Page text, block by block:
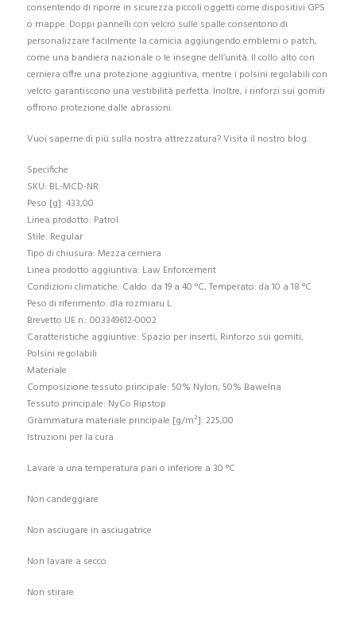
consentendo di riporre in sicurezza piccoli oggetti come dispositivi GPS
o mappe. Doppi pannelli con velcro sulle spalle consentono di
personalizzare facilmente la camicia aggiungendo emblemi o patch,
come una bandiera nazionale o le insegne dell’unità. Il collo alto con
cerniera offre una protezione aggiuntiva, mentre i polsini regolabili con
velcro garantiscono una vestibilità perfetta. Inoltre, i rinforzi sui gomiti
offrono protezione dalle abrasioni.
Vuoi saperne di più sulla nostra attrezzatura? Visita il nostro blog.
Specifiche
SKU: BL-MCD-NR
Peso [g]: 433,00
Linea prodotto: Patrol
Stile: Regular
Tipo di chiusura: Mezza cerniera
Linea prodotto aggiuntiva: Law Enforcement
Condizioni climatiche: Caldo: da 19 a 40 °C, Temperato: da 10 a 18 °C
Peso di riferimento: dla rozmiaru L
Brevetto UE n.: 003349612-0002
Caratteristiche aggiuntive: Spazio per inserti, Rinforzo sui gomiti,
Polsini regolabili
Materiale
Composizione tessuto principale: 50% Nylon, 50% Bawelna
Tessuto principale: NyCo Ripstop
Grammatura materiale principale [g/m²]: 225,00
Istruzioni per la cura
Lavare a una temperatura pari o inferiore a 30 °C
Non candeggiare
Non asciugare in asciugatrice
Non lavare a secco
Non stirare